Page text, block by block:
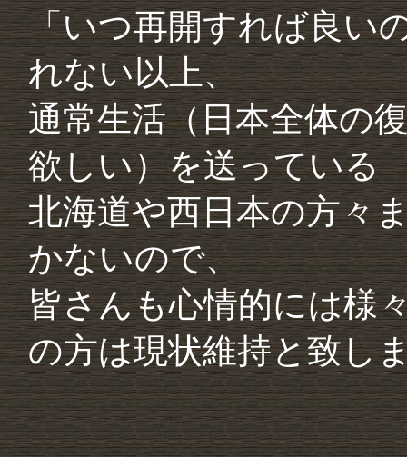
「いつ再開すれば良い
れない以上、
通常生活（日本全体の
欲しい）を送っている
北海道や西日本の方々
かないので、
皆さんも心情的には様
の方は現状維持と致し